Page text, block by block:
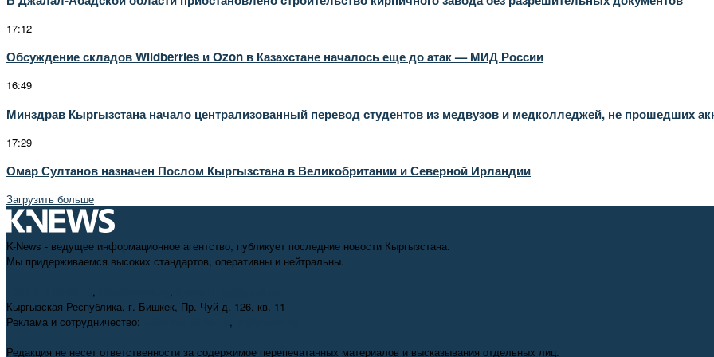
17:12
Обсуждение складов Wildberries и Ozon в Казахстане началось еще до атак — МИД России
16:49
Минздрав Кыргызстана начало централизованный перевод студентов из медвузов и медколледжей, не прошедших
17:29
Омар Султанов назначен Послом Кыргызстана в Великобритании и Северной Ирландии
Загрузить больше
K-News - ведущее информационное агентство, публикует последние новости Кыргызстана.
Мы придерживаемся высоких стандартов, оперативны и нейтральны.
, ,
Кыргызская Республика, г. Бишкек, Пр. Чуй д. 126, кв. 11
Реклама и сотрудничество:
,
Редакция не несет ответственности за содержимое перепечатанных материалов и высказывания отдельных лиц.